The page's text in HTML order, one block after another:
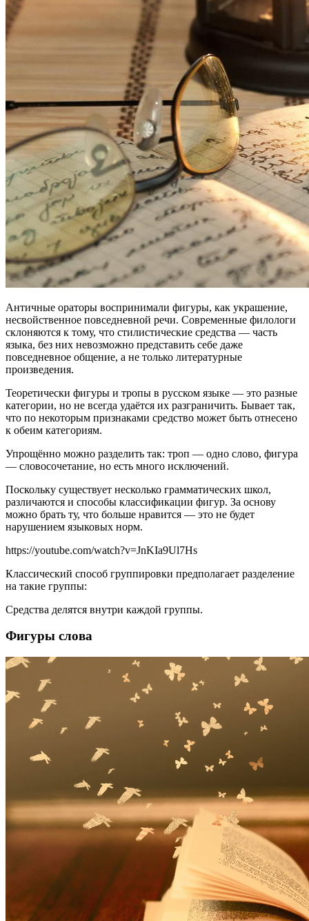
Античные ораторы воспринимали фигуры, как украшение,
несвойственное повседневной речи. Современные филологи
склоняются к тому, что стилистические средства — часть
языка, без них невозможно представить себе даже
повседневное общение, а не только литературные
произведения.
Теоретически фигуры и тропы в русском языке — это разные
категории, но не всегда удаётся их разграничить. Бывает так,
что по некоторым признаками средство может быть отнесено
к обеим категориям.
Упрощённо можно разделить так: троп — одно слово, фигура
— словосочетание, но есть много исключений.
Поскольку существует несколько грамматических школ,
различаются и способы классификации фигур. За основу
можно брать ту, что больше нравится — это не будет
нарушением языковых норм.
https://youtube.com/watch?v=JnKIa9Ul7Hs
Классический способ группировки предполагает разделение
на такие группы:
Средства делятся внутри каждой группы.
Фигуры слова